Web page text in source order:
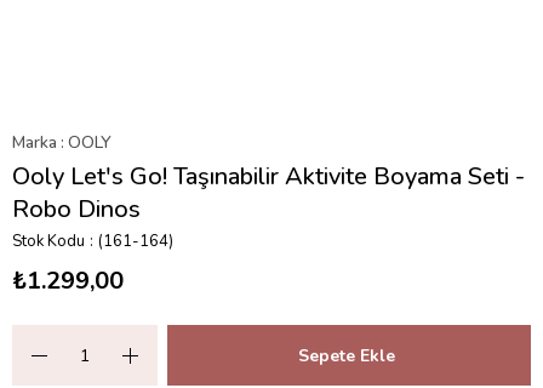
Marka : OOLY
Ooly Let's Go! Taşınabilir Aktivite Boyama Seti -
Robo Dinos
Stok Kodu (161-164)
₺1.299,00